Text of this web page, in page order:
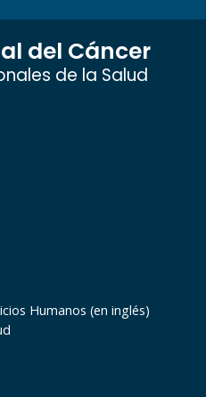
del Cáncer
de la Salud
Humanos (en inglés)